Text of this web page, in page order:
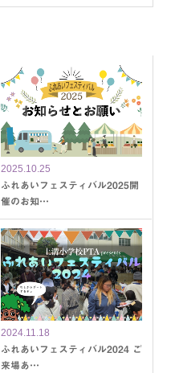
2025.10.25
ふれあいフェスティバル2025開
催のお知…
2024.11.18
ふれあいフェスティバル2024 ご
来場あ…